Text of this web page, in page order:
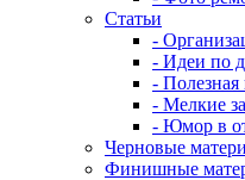
Статьи
-
- Идеи по
-
- Мелкие
- Юмор в
Черновые
Финишные